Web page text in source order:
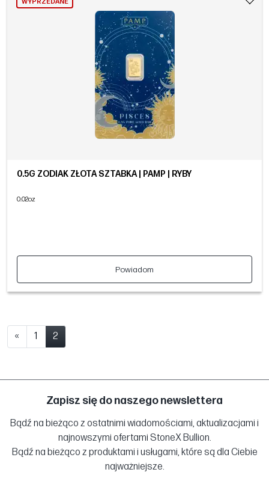
0.5G ZODIAK ZŁOTA SZTABKA | PAMP | RYBY
0.02oz
Powiadom
« 1 2
Zapisz się do naszego newslettera
Bądź na bieżąco z ostatnimi wiadomościami, aktualizacjami i
najnowszymi ofertami StoneX Bullion.
Bądź na bieżąco z produktami i usługami, które są dla Ciebie
najważniejsze.